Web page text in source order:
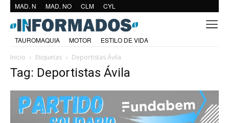
MAD. N MAD. NO CLM CYL
TAUROMAQUIA MOTOR
ESTILO DE VIDA
Inicio
Etiquetas Deportistas Ávila
Tag: Deportistas Ávila